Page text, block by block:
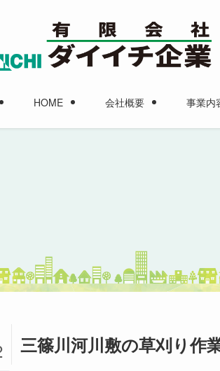
HOME 会社概要 事業内
三篠川河川敷の草刈り作